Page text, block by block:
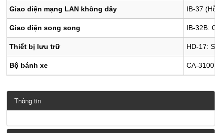
Giao diện mạng LAN không dây IB-37 (Hỗ
Giao diện song song IB-32B:
Thiết bị lưu trữ HD-17:
Bộ bánh xe CA-3100
Thông tin